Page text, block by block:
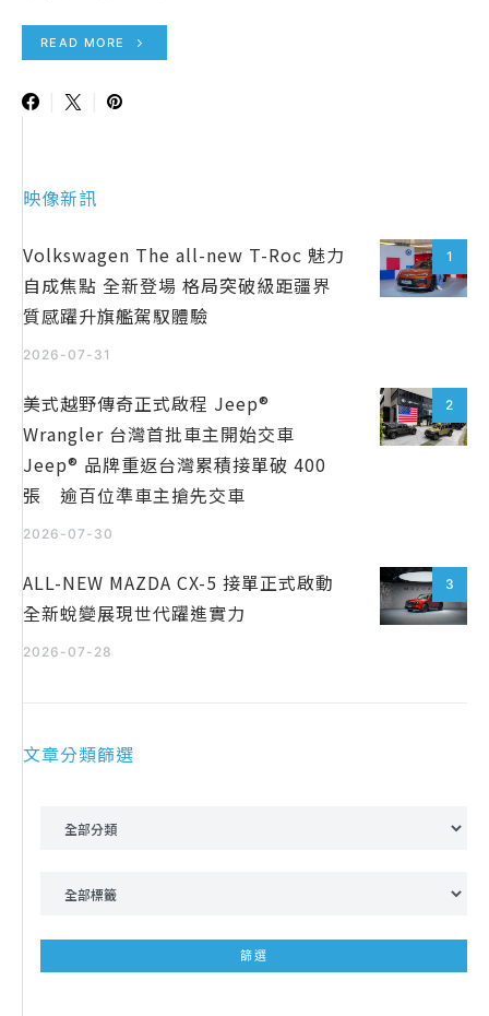
READ MORE
映像新訊
1
Volkswagen The all-new T-Roc 魅力
自成焦點 全新登場 格局突破級距疆界
質感躍升旗艦駕馭體驗
2026-07-31
2
美式越野傳奇正式啟程 Jeep®
Wrangler 台灣首批車主開始交車
Jeep® 品牌重返台灣累積接單破 400
張 逾百位準車主搶先交車
2026-07-30
3
ALL-NEW MAZDA CX-5 接單正式啟動
全新蛻變展現世代躍進實力
2026-07-28
文章分類篩選